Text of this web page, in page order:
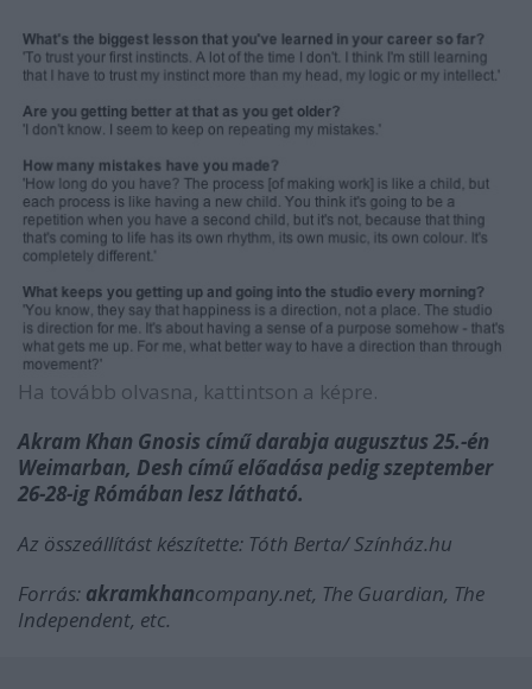
Ha tovább olvasna, kattintson a képre.
Akram Khan Gnosis című darabja augusztus 25.-én
Weimarban, Desh című előadása pedig szeptember
26-28-ig Rómában lesz látható.
Az összeállítást készítette: Tóth Berta/ Színház.hu
Forrás: akramkhancompany.net, The Guardian, The
Independent, etc.